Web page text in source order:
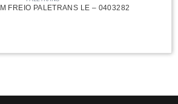
FREIO PALETRANS LE – 0403282